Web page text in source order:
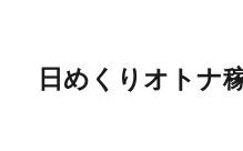
日めくりオトナ